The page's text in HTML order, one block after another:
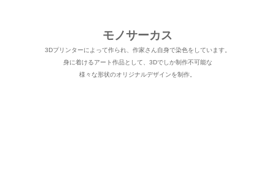
モノサーカス
3Dプリンターによって作られ、作家さん自身で染色をしています。
身に着けるアート作品として、3Dでしか制作不可能な
様々な形状のオリジナルデザインを制作。